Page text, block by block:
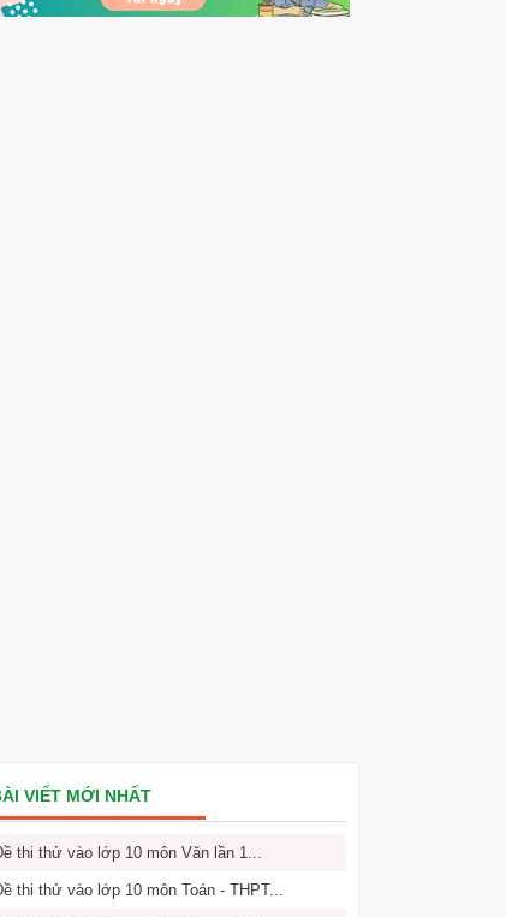
VIẾT MỚI NHẤT
thi thử vào lớp 10 môn Văn lần 1...
thi thử vào lớp 10 môn Toán - THPT...